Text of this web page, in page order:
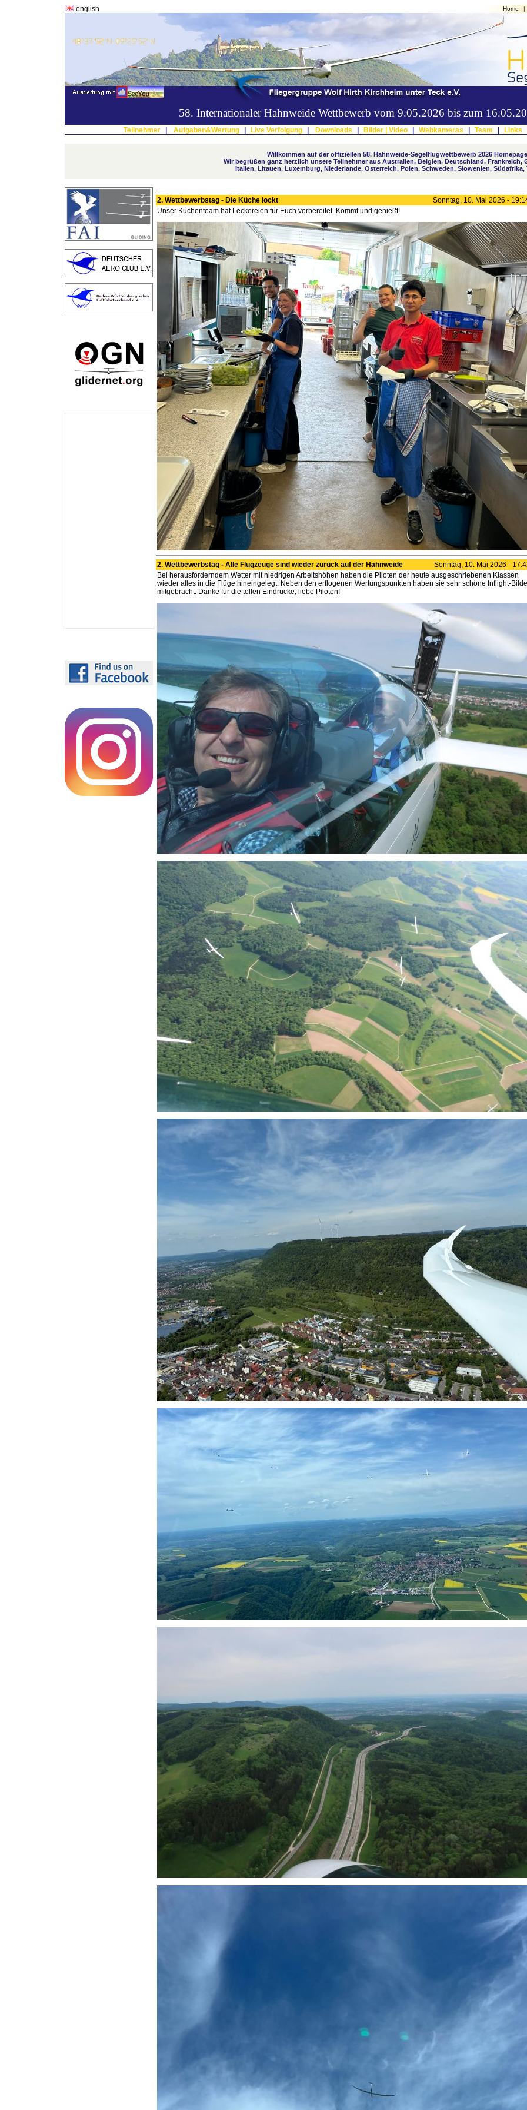
english Home |
58. Internationaler Hahnweide Wettbewerb vom 9.05.2026 bis zum
Teilnehmer Aufgaben&Wertung Live Verfolgung Downloads Bilder | Video Webkameras Team Links
Willkommen auf der offiziellen 58. Hahnweide-Segelflugwettbewerb 2026
Wir begrüßen ganz herzlich unsere Teilnehmer aus Australien, Belgien, Deutschland, Frankreich,
Italien, Litauen, Luxemburg, Niederlande, Österreich, Polen, Schweden, Slowenien, Südafrika,
2. Wettbewerbstag - Die Küche lockt
Sonntag, 10. Mai 2026 -
Unser Küchenteam hat Leckereien für Euch vorbereitet. Kommt und genießt!
2. Wettbewerbstag - Alle Flugzeuge sind wieder zurück auf der Hahnweide
Sonntag, 10. Mai 2026 -
Bei herausforderndem Wetter mit niedrigen Arbeitshöhen haben die Piloten der heute ausgeschriebenen Klassen
wieder alles in die Flüge hineingelegt. Neben den erflogenen Wertungspunkten haben sie sehr schöne Inflight-
mitgebracht. Danke für die tollen Eindrücke, liebe Piloten!